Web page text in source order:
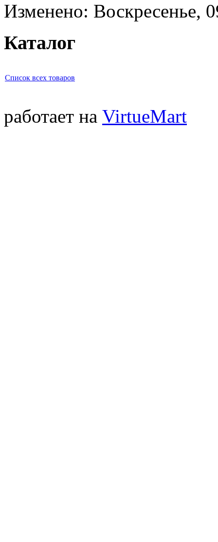
Изменено: Воскресенье,
Каталог
Список всех товаров
работает на VirtueMart